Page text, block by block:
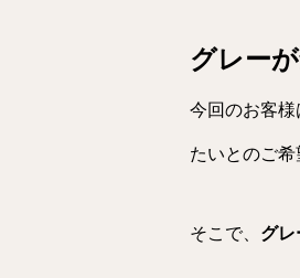
グレー
今回のお客
たいとのご希
そこで、 グ